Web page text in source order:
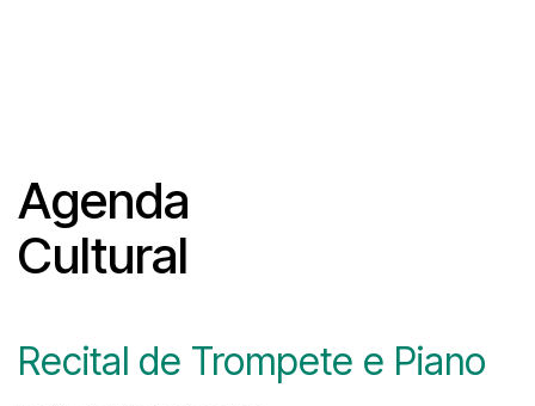
Agenda
Cultural
Recital de Trompete e Piano